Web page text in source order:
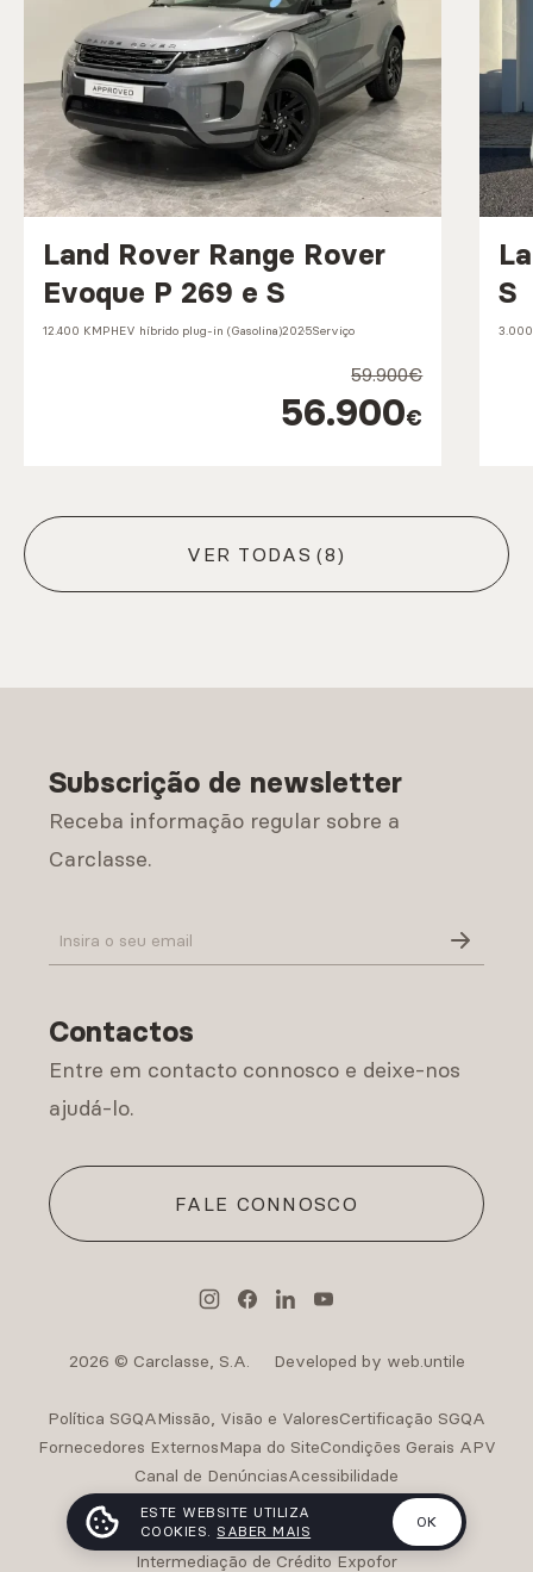
Land Rover Range Rover
Evoque P 269 e S
12.400 KMPHEV híbrido plug-in (Gasolina)2025Serviço
59.900€
56.900€
S
VER TODAS (8)
Subscrição de newsletter
Receba informação regular sobre a
Carclasse.
Contactos
Entre em contacto connosco e deixe-nos
ajudá-lo.
FALE CONNOSCO
2026 © Carclasse, S.A. Developed by web.untile
Política SGQAMissão, Visão e ValoresCertificação SGQA
Fornecedores ExternosMapa do SiteCondições Gerais APV
Canal de DenúnciasAcessibilidade
Intermediação de Crédito Carclasse
Intermediação de Crédito Carclasse II
Intermediação de Crédito Expofor
ESTE WEBSITE UTILIZA
COOKIES. SABER MAIS
OK